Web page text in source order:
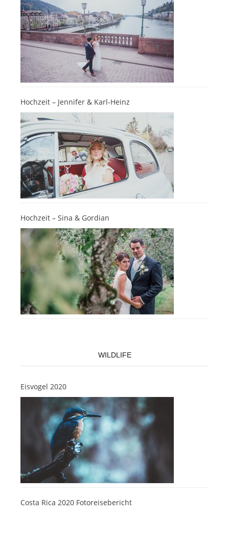
Hochzeit – Jennifer & Karl-Heinz
Hochzeit – Sina & Gordian
WILDLIFE
Eisvogel 2020
Costa Rica 2020 Fotoreisebericht